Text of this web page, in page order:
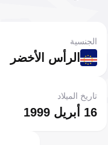
الرأس الأخضر
الجنسية
16 أبريل 1999
تاريخ الميلاد